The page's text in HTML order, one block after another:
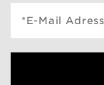
*E-Mail